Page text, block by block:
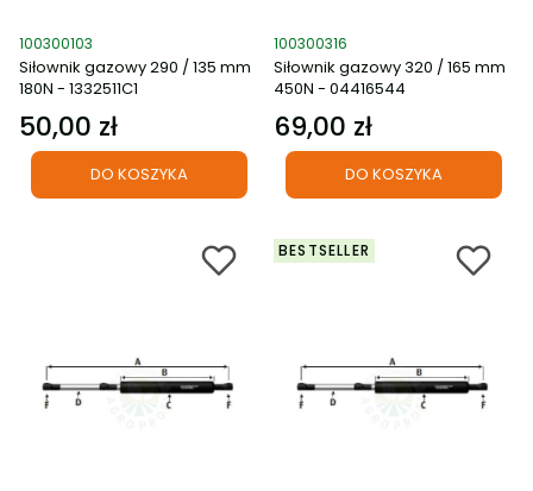
Kod produktu
100300103
Siłownik gazowy 290 / 135 mm
180N - 1332511C1
Cena
50,00 zł
DO KOSZYKA
Kod produktu
100300316
Siłownik gazowy 320 / 165 mm
450N - 04416544
Cena
69,00 zł
DO KOSZYKA
BESTSELLER